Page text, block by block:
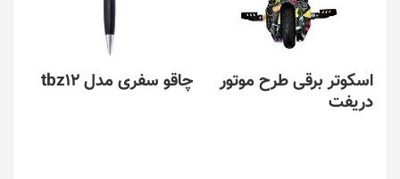
اسکوتر برقی طرح موتور
دریفت
چاقو سفری مدل tbz12